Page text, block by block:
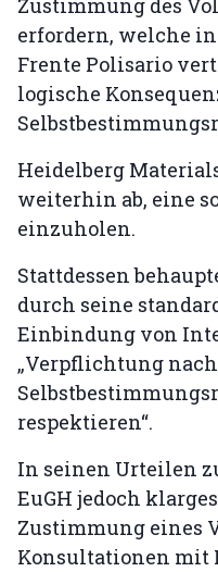
Zustimmung des
erfordern, welche
Frente Polisario
logische
Heidelberg
weiterhin ab, eine
einzuholen.
Stattdessen
durch seine
Einbindung von
„Verpflichtung
respektieren“.
In seinen Urteilen
EuGH jedoch
Zustimmung eines
Konsultationen mit